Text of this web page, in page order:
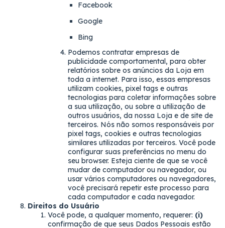
Facebook
Google
Bing
Podemos contratar empresas de
publicidade comportamental, para obter
relatórios sobre os anúncios da Loja em
toda a internet. Para isso, essas empresas
utilizam cookies, pixel tags e outras
tecnologias para coletar informações sobre
a sua utilização, ou sobre a utilização de
outros usuários, da nossa Loja e de site de
terceiros. Nós não somos responsáveis por
pixel tags, cookies e outras tecnologias
similares utilizadas por terceiros. Você pode
configurar suas preferências no menu do
seu browser. Esteja ciente de que se você
mudar de computador ou navegador, ou
usar vários computadores ou navegadores,
você precisará repetir este processo para
cada computador e cada navegador.
Direitos do Usuário
Você pode, a qualquer momento, requerer: (i)
confirmação de que seus Dados Pessoais estão